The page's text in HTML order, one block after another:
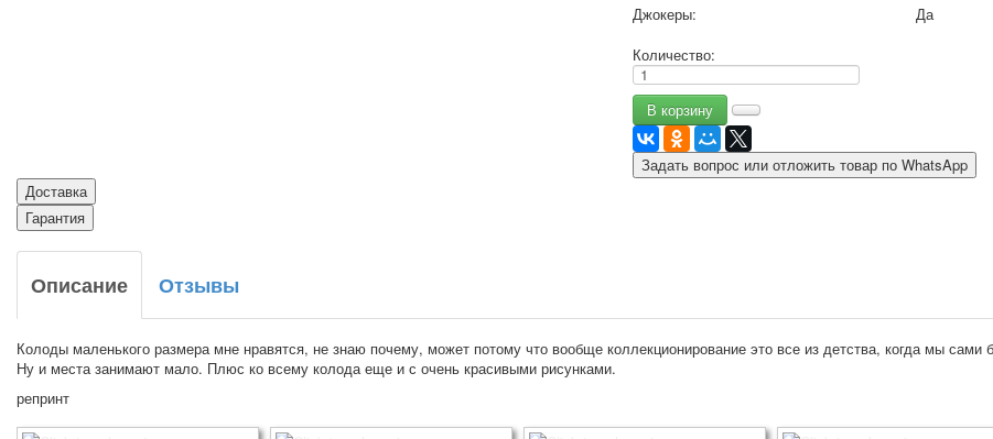
Приглашение
Новости
Новости карточных колод
Новости открыток
О сайте
Джокеры:
Да
Количество:
Задать вопрос или отложить товар по WhatsApp
Доставка
Гарантия
Описание Отзывы
Колоды маленького размера мне нравятся, не знаю почему, может потому что вообще коллекционирование это все из детства, когда мы сами
Ну и места занимают мало. Плюс ко всему колода еще и с очень красивыми рисунками.
репринт